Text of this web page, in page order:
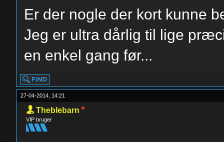
Er der nogle der kort kunne
Jeg er ultra dårlig til lige
en enkel gang før...
27-04-2014, 14:21
Theblebarn
VIP bruger